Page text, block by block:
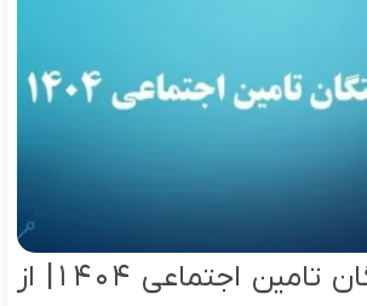
وام بازنشستگان تامین اجتماعی ۱۴۰۴| از